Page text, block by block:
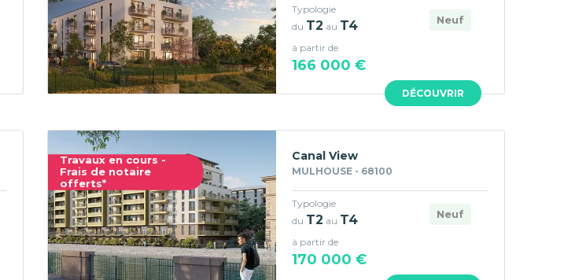
DÉCOUVRIR
Neuf
Typologie
du T2 au T4
à partir de
166 000 €
Travaux en cours -
Frais de notaire
offerts*
Canal View
MULHOUSE - 68100
Neuf
Typologie
du T2 au T4
à partir de
170 000 €